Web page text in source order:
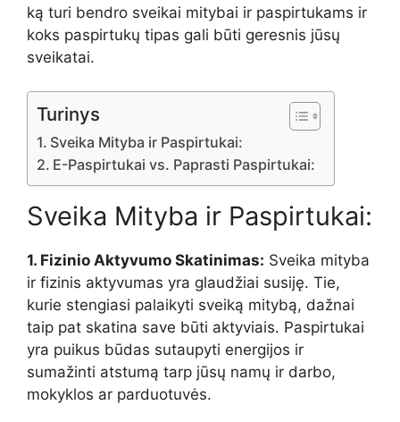
ką turi bendro sveikai mitybai ir paspirtukams ir
koks paspirtukų tipas gali būti geresnis jūsų
sveikatai.
Turinys
Sveika Mityba ir Paspirtukai:
E-Paspirtukai vs. Paprasti Paspirtukai:
Sveika Mityba ir Paspirtukai:
1. Fizinio Aktyvumo Skatinimas: Sveika mityba
ir fizinis aktyvumas yra glaudžiai susiję. Tie,
kurie stengiasi palaikyti sveiką mitybą, dažnai
taip pat skatina save būti aktyviais. Paspirtukai
yra puikus būdas sutaupyti energijos ir
sumažinti atstumą tarp jūsų namų ir darbo,
mokyklos ar parduotuvės.